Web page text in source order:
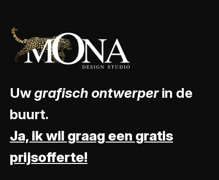
Uwgrafisch ontwerperin de
buurt.
Ja, ik wil graag een gratis
prijsofferte!